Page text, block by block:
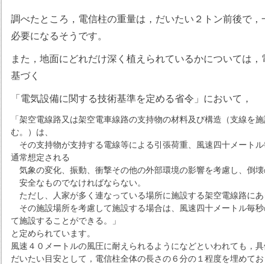
調べたところ，電信柱の重量は，だいたい２トン前後で
必要になるそうです。
また，地面にどれだけ深く植えられているかについては
基づく
「電気設備に関する技術基準を定める省令」において，
「架空電線路又は架空電車線路の支持物の材料及び構造（支線を
む。）は、
その支持物が支持する電線等による引張荷重、風速四十メート
通常想定される
気象の変化、振動、衝撃その他の外部環境の影響を考慮し、倒壊
安全なものでなければならない。
ただし、人家が多く連なっている場所に施設する架空電線路にあ
その施設場所を考慮して施設する場合は、風速四十メートル毎
て施設することができる。」
と定められています。
風速４０メートルの風圧に耐えられるようになどといわれても，
だいたい目安として，電信柱全体の長さの６分の１程度を埋めてお